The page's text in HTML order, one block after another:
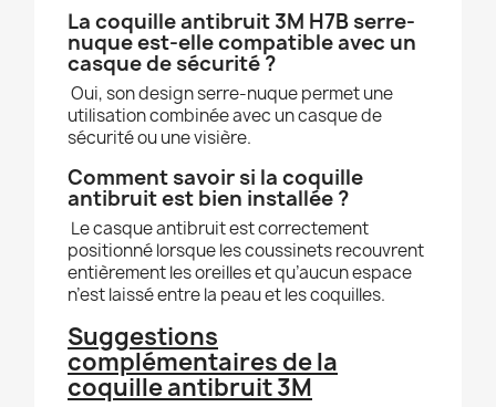
La coquille antibruit 3M H7B serre-
nuque est-elle compatible avec un
casque de sécurité ?
Oui, son design serre-nuque permet une
utilisation combinée avec un casque de
sécurité ou une visière.
Comment savoir si la coquille
antibruit est bien installée ?
Le casque antibruit est correctement
positionné lorsque les coussinets recouvrent
entièrement les oreilles et qu’aucun espace
n’est laissé entre la peau et les coquilles.
Suggestions
complémentaires de la
coquille antibruit 3M